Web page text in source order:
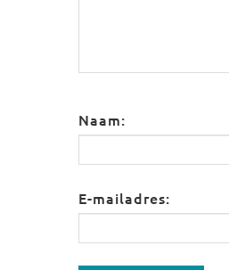
Naam:
E-mailadres: